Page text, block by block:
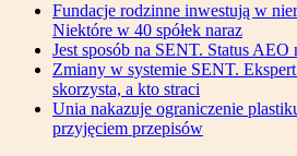
Fundacje rodzinne inwestują w
Niektóre w 40 spółek naraz
Jest sposób na SENT. Status
Zmiany w systemie SENT.
skorzysta, a kto straci
Unia nakazuje ograniczenie
przyjęciem przepisów